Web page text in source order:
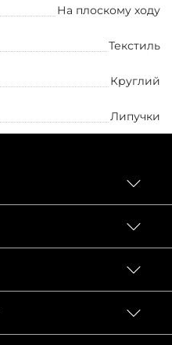
На плоскому ходу
Текстиль
Круглий
Липучки